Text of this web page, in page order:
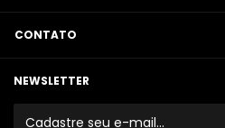
CONTATO
NEWSLETTER